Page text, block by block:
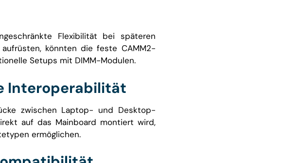
Flexibilität bei späteren
könnten die feste CAMM2-
Setups mit DIMM-Modulen.
Interoperabilität
zwischen Laptop- und Desktop-
auf das Mainboard montiert wird,
ermöglichen.